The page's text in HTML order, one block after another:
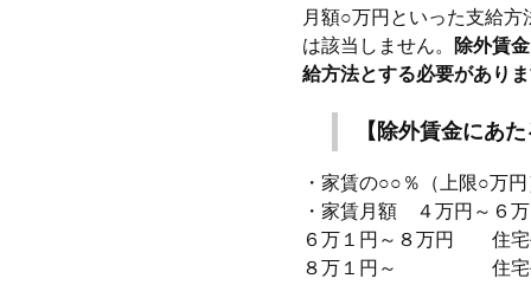
月額○万円といった支給
は該当しません。
除外賃
給方法とする必要があり
【除外賃金にあ
・家賃の○○％（上限○万
・家賃月額 ４万円～
６万１円～８万円 住宅
８万１円～ 住宅手